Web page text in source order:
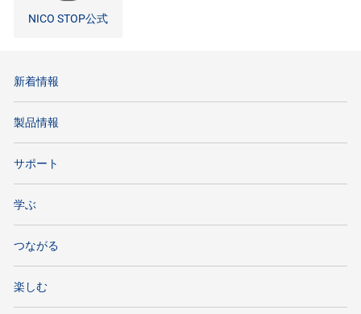
NICO STOP公式
新着情報
製品情報
サポート
学ぶ
つながる
楽しむ